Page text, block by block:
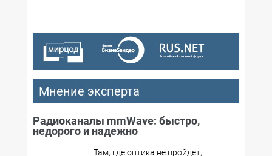
Мнение эксперта
Радиоканалы mmWave: быстро,
недорого и надежно
Там, где оптика не пройдет,